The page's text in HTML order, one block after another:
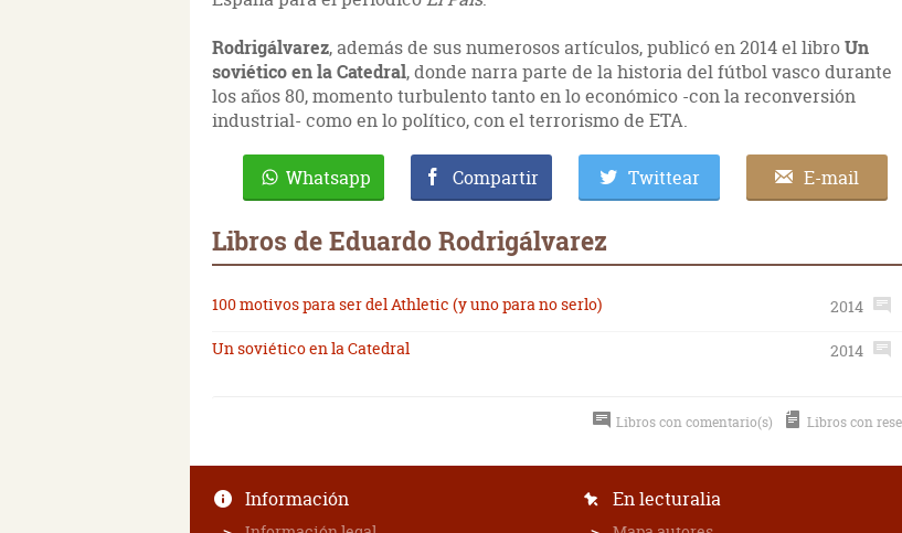
Rodrigálvarez, además de sus numerosos artículos, publicó en 2014 el libroUn
soviético en la Catedral, donde narra parte de la historia del fútbol vasco durante
los años 80, momento turbulento tanto en lo económico -con la reconversión
industrial- como en lo político, con el terrorismo de ETA.
Whatsapp Compartir Twittear E-mail
Libros de Eduardo Rodrigálvarez
100 motivos para ser del Athletic (y uno para no serlo)
2014
Un soviético en la Catedral
2014
Libros con comentario(s) Libros con
Información En lecturalia